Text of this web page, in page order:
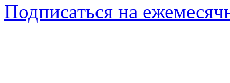
Подписаться на